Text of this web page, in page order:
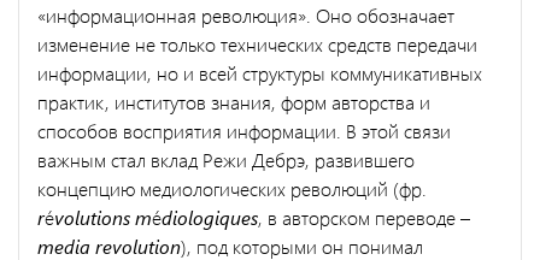
«информационная революция». Оно обозначает
изменение не только технических средств передачи
информации, но и всей структуры коммуникативных
практик, институтов знания, форм авторства и
способов восприятия информации. В этой связи
важным стал вклад Режи Дебрэ, развившего
концепцию медиологических революций (фр.
révolutions médiologiques, в авторском переводе –
media revolution), под которыми он понимал